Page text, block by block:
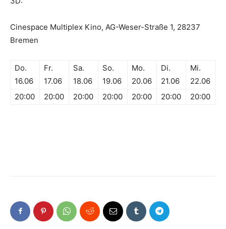
Cinespace Multiplex Kino, AG-Weser-Straße 1, 28237
Bremen
Do.
16.06
Fr.
17.06
Sa.
18.06
So.
19.06
Mo.
20.06
Di.
21.06
Mi.
22.06
20:00
20:00 20:00 20:00 20:00 20:00 20:00